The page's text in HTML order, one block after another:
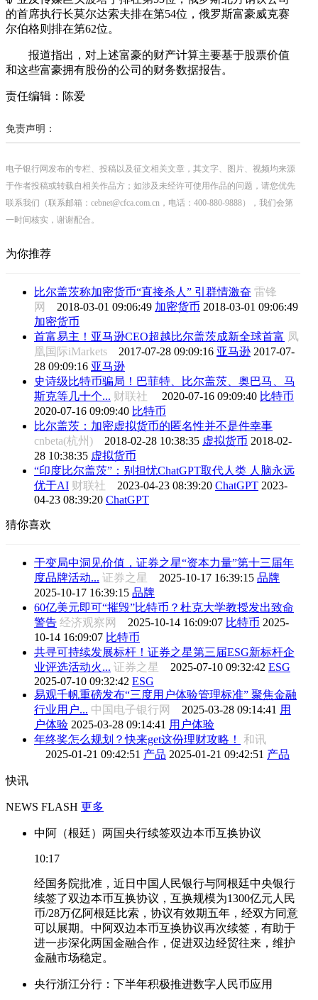
的首席执行长莫尔达索夫排在第54位，俄罗斯富豪威克赛
尔伯格则排在第62位。
报道指出，对上述富豪的财产计算主要基于股票价值
和这些富豪拥有股份的公司的财务数据报告。
责任编辑：陈爱
免责声明：
电子银行网发布的专栏、投稿以及征文相关文章，其文字、图片、视频均来源
于作者投稿或转载自相关作品方；如涉及未经许可使用作品的问题，请您优先
联系我们（联系邮箱：cebnet@cfca.com.cn，电话：400-880-9888），我们会第
一时间核实，谢谢配合。
为你推荐
比尔盖茨称加密货币“直接杀人” 引群情激奋 雷锋
网 2018-03-01 09:06:49 加密货币 2018-03-01 09:06:49
加密货币
首富易主！亚马逊CEO超越比尔盖茨成新全球首富 凤
凰国际iMarkets 2017-07-28 09:09:16 亚马逊 2017-07-
28 09:09:16 亚马逊
史诗级比特币骗局！巴菲特、比尔盖茨、奥巴马、马
斯克等几十个... 财联社 2020-07-16 09:09:40 比特币
2020-07-16 09:09:40 比特币
比尔盖茨：加密虚拟货币的匿名性并不是件幸事
cnbeta(杭州) 2018-02-28 10:38:35 虚拟货币 2018-02-
28 10:38:35 虚拟货币
“印度比尔盖茨”：别担忧ChatGPT取代人类 人脑永远
优于AI 财联社 2023-04-23 08:39:20 ChatGPT 2023-
04-23 08:39:20 ChatGPT
猜你喜欢
于变局中洞见价值，证券之星“资本力量”第十三届年
度品牌活动... 证券之星 2025-10-17 16:39:15 品牌
2025-10-17 16:39:15 品牌
60亿美元即可“摧毁”比特币？杜克大学教授发出致命
警告 经济观察网 2025-10-14 16:09:07 比特币 2025-
10-14 16:09:07 比特币
共寻可持续发展标杆！证券之星第三届ESG新标杆企
业评选活动火... 证券之星 2025-07-10 09:32:42 ESG
2025-07-10 09:32:42 ESG
易观千帆重磅发布“三度用户体验管理标准” 聚焦金融
行业用户... 中国电子银行网 2025-03-28 09:14:41 用
户体验 2025-03-28 09:14:41 用户体验
年终奖怎么规划？快来get这份理财攻略！
和讯
2025-01-21 09:42:51 产品 2025-01-21 09:42:51 产品
快讯
NEWS FLASH 更多
中阿（根廷）两国央行续签双边本币互换协议
10:17
经国务院批准，近日中国人民银行与阿根廷中央银行
续签了双边本币互换协议，互换规模为1300亿元人民
币/28万亿阿根廷比索，协议有效期五年，经双方同意
可以展期。中阿双边本币互换协议再次续签，有助于
进一步深化两国金融合作，促进双边经贸往来，维护
金融市场稳定。
央行浙江分行：下半年积极推进数字人民币应用